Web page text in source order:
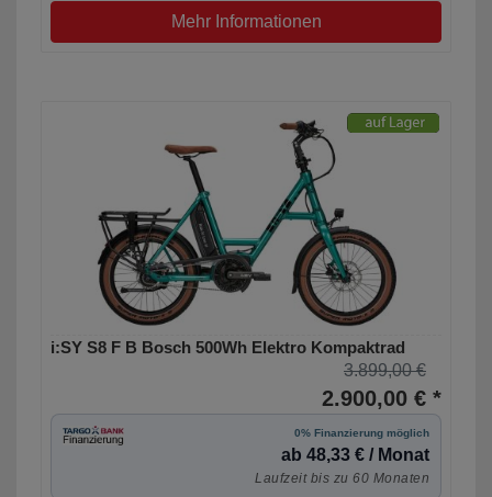
Mehr Informationen
i:SY S8 F B Bosch 500Wh Elektro Kompaktrad
3.899,00 €
2.900,00 € *
0% Finanzierung möglich
ab 48,33 € / Monat
Laufzeit bis zu 60 Monaten